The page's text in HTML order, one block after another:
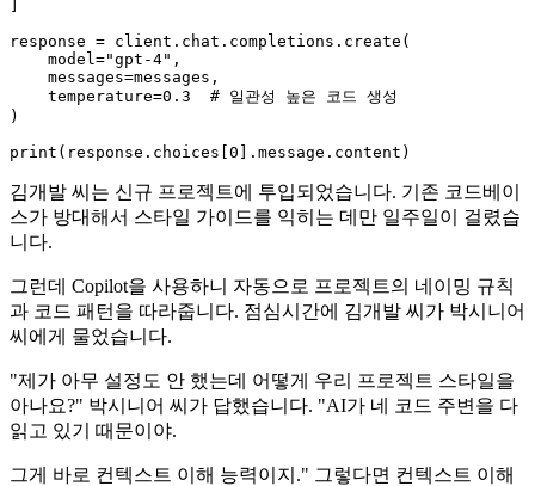
response = client.chat.completions.create(
    model=
"gpt-4" ,
    messages=messages,
    temperature=
0.3
# 일관성 높은 코드 생성
)
print (response.choices[ 0
김개발 씨는 신규 프로젝트에 투입되었습니다. 기존 코드베이
스가 방대해서 스타일 가이드를 익히는 데만 일주일이 걸렸습
니다.
그런데 Copilot을 사용하니 자동으로 프로젝트의 네이밍 규칙
과 코드 패턴을 따라줍니다. 점심시간에 김개발 씨가 박시니어
씨에게 물었습니다.
"제가 아무 설정도 안 했는데 어떻게 우리 프로젝트 스타일을
아나요?" 박시니어 씨가 답했습니다. "AI가 네 코드 주변을 다
읽고 있기 때문이야.
그게 바로 컨텍스트 이해 능력이지." 그렇다면 컨텍스트 이해